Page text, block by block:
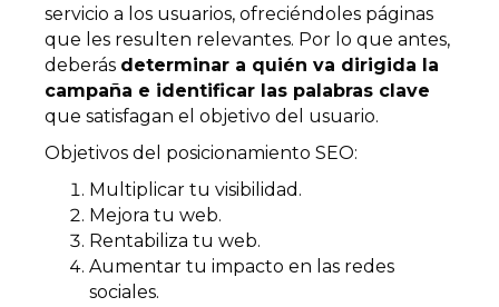
servicio a los usuarios, ofreciéndoles páginas
que les resulten relevantes. Por lo que antes,
deberás determinar a quién va dirigida la
campaña e identificar las palabras clave
que satisfagan el objetivo del usuario.
Objetivos del posicionamiento SEO:
Multiplicar tu visibilidad.
Mejora tu web.
Rentabiliza tu web.
Aumentar tu impacto en las redes
sociales.